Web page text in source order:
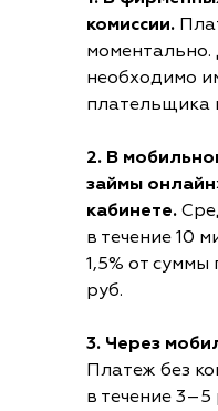
комиссии.
необходимо
плательщика
2. В
займы
кабинете.
в течение 10
1,5% от
руб.
3. Через
Платеж без
в течение